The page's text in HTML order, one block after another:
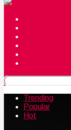
Trending
Popular
Hot